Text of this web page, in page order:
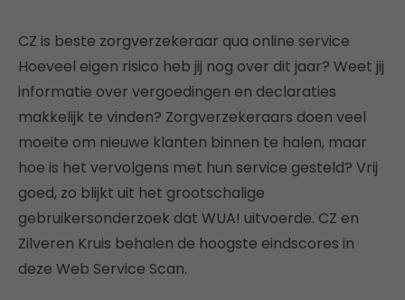
CZ is beste zorgverzekeraar qua online service
Hoeveel eigen risico heb jij nog over dit jaar? Weet jij
informatie over vergoedingen en declaraties
makkelijk te vinden? Zorgverzekeraars doen veel
moeite om nieuwe klanten binnen te halen, maar
hoe is het vervolgens met hun service gesteld? Vrij
goed, zo blijkt uit het grootschalige
gebruikersonderzoek dat WUA! uitvoerde. CZ en
Zilveren Kruis behalen de hoogste eindscores in
deze Web Service Scan.